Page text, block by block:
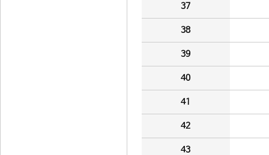
37
38
39
40
41
42
43